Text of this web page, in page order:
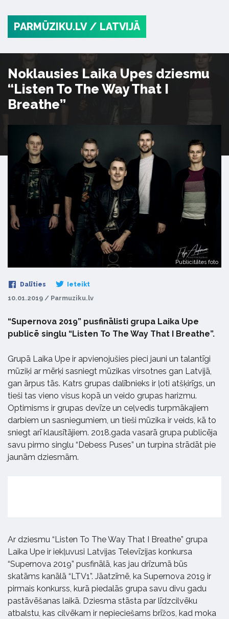
PARMŪZIKU.LV / LATVIJĀ
Noklausies Laika Upes dziesmu
“Listen To The Way That I
Breathe”
Publicitātes foto
Dalīties Ieteikt
10.01.2019 / Parmuziku.lv
“Supernova 2019” pusfinālisti grupa Laika Upe
publicē singlu “Listen To The Way That I Breathe”.
Grupā Laika Upe ir apvienojušies pieci jauni un talantīgi
mūziķi ar mērķi sasniegt mūzikas virsotnes gan Latvijā,
gan ārpus tās. Katrs grupas dalībnieks ir ļoti atšķirīgs, un
tieši tas vieno visus kopā un veido grupas harizmu.
Optimisms ir grupas devīze un ceļvedis turpmākajiem
darbiem un sasniegumiem, un tieši mūzika ir veids, kā to
sniegt arī klausītājiem. 2018.gada vasarā grupa publicēja
savu pirmo singlu “Debess Puses” un turpina strādāt pie
jaunām dziesmām.
Ar dziesmu “Listen To The Way That I Breathe” grupa
Laika Upe ir iekļuvusi Latvijas Televīzijas konkursa
“Supernova 2019” pusfinālā, kas jau drīzumā būs
skatāms kanālā “LTV1”. Jāatzīmē, ka Supernova 2019 ir
pirmais konkurss, kurā piedalās grupa savu divu gadu
pastāvēšanas laikā. Dziesma stāsta par līdzcilvēku
atbalstu, kas cilvēkam ir nepieciešams brīžos, kad moka